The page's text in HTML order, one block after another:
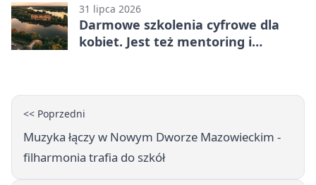
31 lipca 2026
Darmowe szkolenia cyfrowe dla
kobiet. Jest też mentoring i
<< Poprzedni
Muzyka łączy w Nowym Dworze Mazowieckim -
filharmonia trafia do szkół